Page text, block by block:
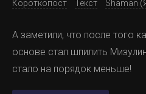
Короткопост
Текст Shaman
А заметили, что после того
основе стал шпилить
стало на порядок меньше!